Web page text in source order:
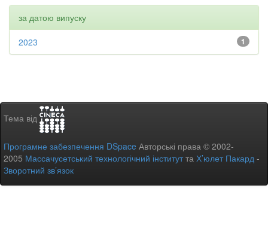
за датою випуску
1
2023
Тема від
Програмне забезпечення DSpace Авторські права © 2002-
2005 Массачусетський технологічний інститутта Х’юлет Пакард -
Зворотний зв’язок